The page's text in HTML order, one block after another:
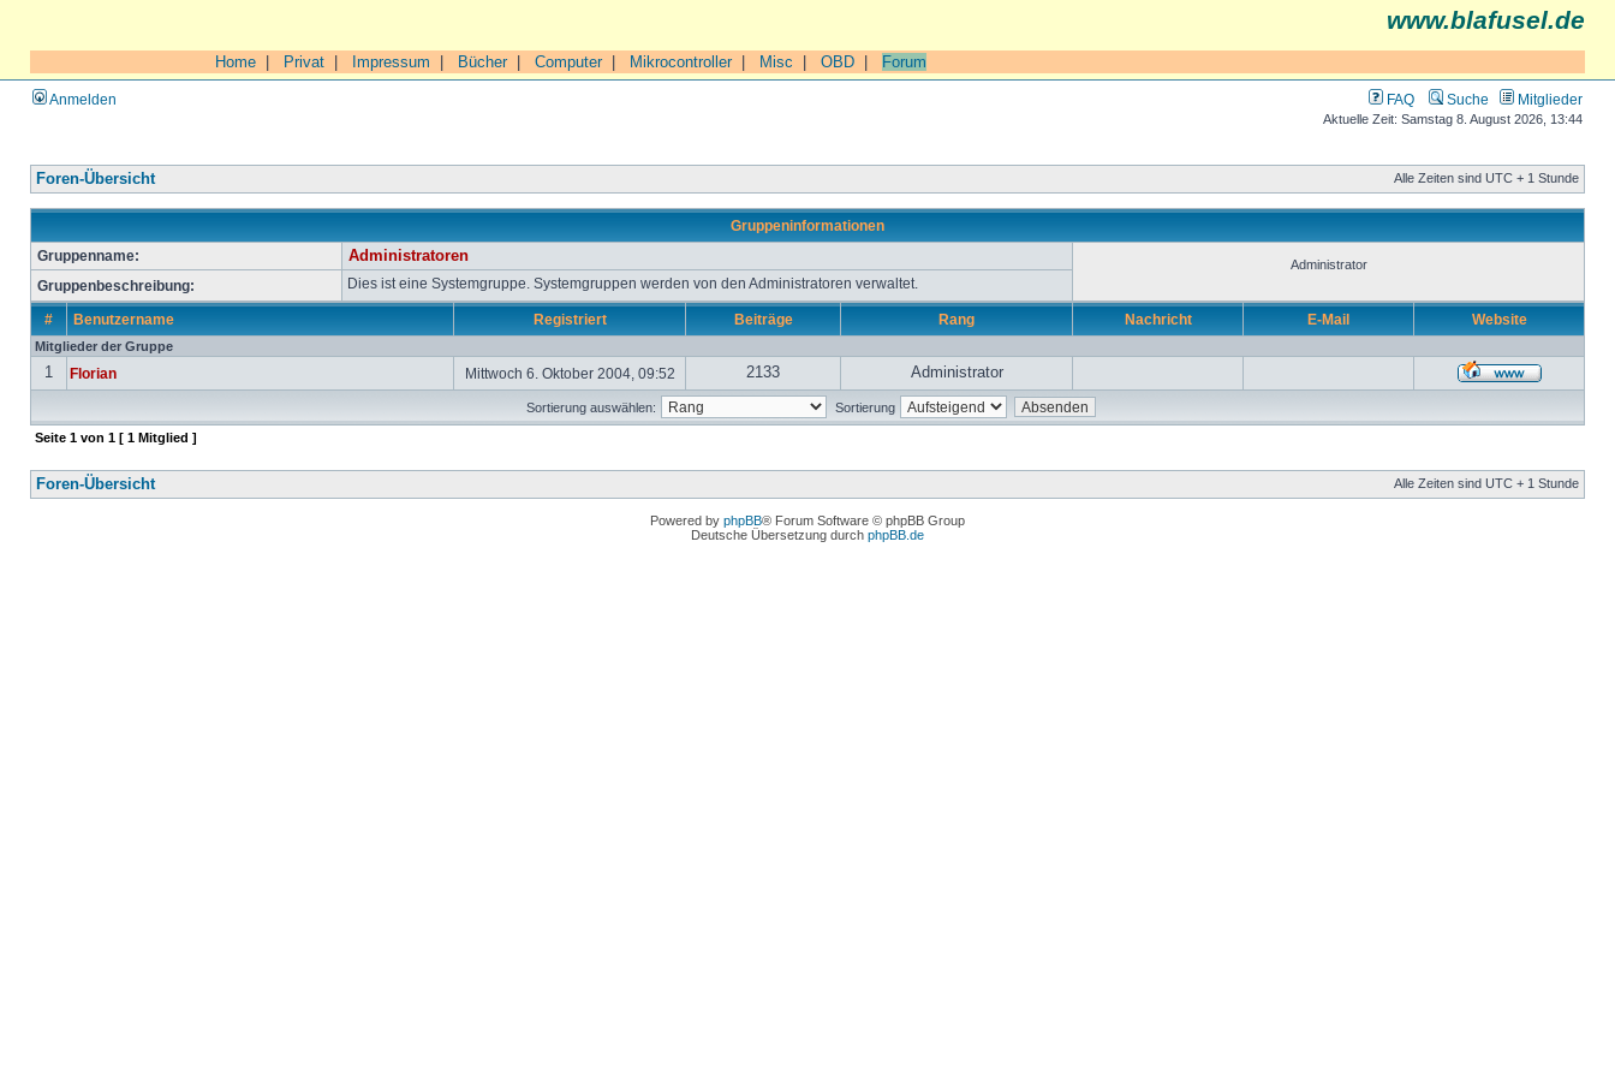
www.blafusel.de
Home Privat Impressum Bücher| Computer| Mikrocontroller| Misc OBD Forum
Anmelden FAQ Suche Mitglieder
Aktuelle Zeit: Samstag 8. August 2026, 13:44
Foren-Übersicht Alle Zeiten sind UTC + 1 Stunde
Gruppeninformationen
Gruppenname:
Administratoren Administrator
Gruppenbeschreibung: Dies ist eine Systemgruppe. Systemgruppen werden von den Administratoren verwaltet.
# Benutzername Registriert Beiträge Rang Nachricht E-Mail Website
Mitglieder der Gruppe
1 Florian Mittwoch 6. Oktober 2004, 09:52 2133 Administrator
Sortierung auswählen: Sortierung
Seite 1 von 1 [ 1 Mitglied ]
Foren-Übersicht Alle Zeiten sind UTC + 1 Stunde
Powered by phpBB® Forum Software © phpBB Group
Deutsche Übersetzung durch phpBB.de